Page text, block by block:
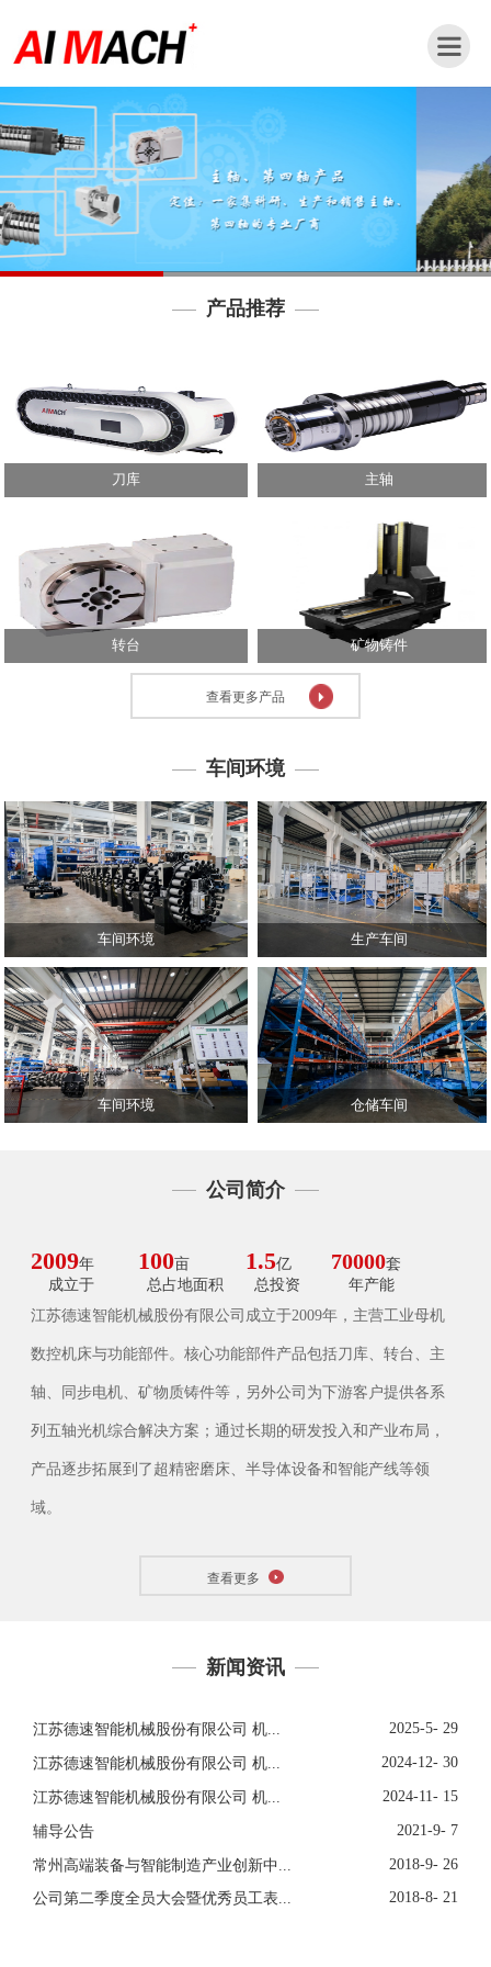
站
首
页
简
态
技
术
中
心
人
力
资
源
联
们
产品推荐
刀库 主轴
转台 矿物铸件
查看更多产品
车间环境
车间环境 生产车间
车间环境 仓储车间
公司简介
2009年
成立于
100亩
总占地面积
1.5亿
总投资
70000套
年产能
江苏德速智能机械股份有限公司成立于2009年，主营工业母机
数控机床与功能部件。核心功能部件产品包括刀库、转台、主
轴、同步电机、矿物质铸件等，另外公司为下游客户提供各系
列五轴光机综合解决方案；通过长期的研发投入和产业布局，
产品逐步拓展到了超精密磨床、半导体设备和智能产线等领
域。
查看更多
新闻资讯
江苏德速智能机械股份有限公司 机... 2025-5- 29
江苏德速智能机械股份有限公司 机... 2024-12- 30
江苏德速智能机械股份有限公司 机... 2024-11- 15
辅导公告 2021-9- 7
常州高端装备与智能制造产业创新中... 2018-9- 26
公司第二季度全员大会暨优秀员工表... 2018-8- 21